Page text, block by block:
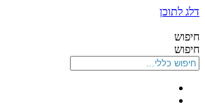
דלג לתוכן
חיפוש
חיפוש